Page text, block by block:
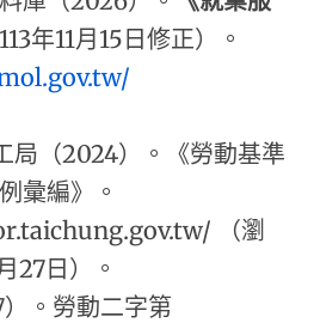
年11月15日修正）。
局（2024）。《勞動基準
彙編》。
（瀏
27日）。
。勞動二字第